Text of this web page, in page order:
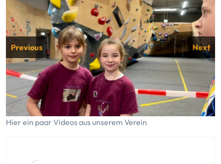
Previous Next
Hier ein paar Videos aus unserem Verein